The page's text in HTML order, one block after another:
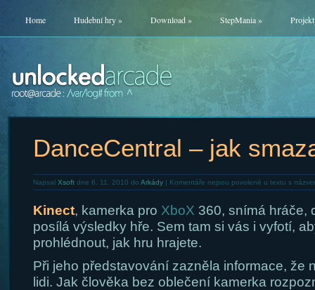
Home Hudební hry» Download» StepMania»
DanceCentral – jak
Napsal Xsoftdne 6. 11. 2010 do Arkády| Komentáře nejsou povolené u textu s
Kinect, kamerka pro XboX 360, snímá hráče,
posílá výsledky hře. Sem tam si vás i vyfotí,
prohlédnout, jak hru hrajete.
Při jeho představování zazněla informace, že
lidi. Jak člověka bez oblečení kamerka